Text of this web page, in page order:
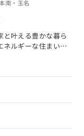
山梨県 (4)
(1)
南・玉名
と叶える豊かな暮ら
ネルギーな住まい
建てる」この家づ
価値の高い住ま
ご提供するのが一番
築家と手を取り合
、お客さまとの絆
ービスを提供して
組んでいます。